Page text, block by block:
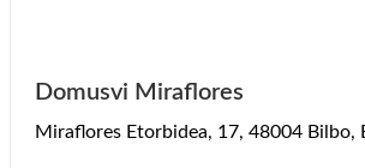
Domusvi Miraflores
Miraflores Etorbidea, 17, 48004 Bilbo,